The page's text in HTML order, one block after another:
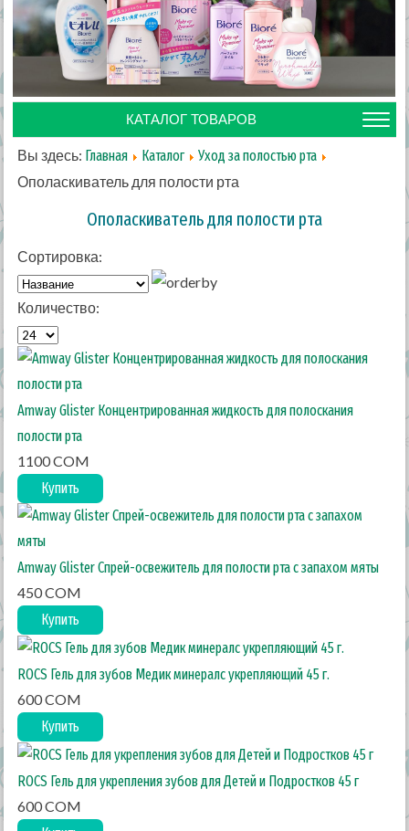
КАТАЛОГ ТОВАРОВ
Вы здесь: Главная Каталог
Уход за полостью рта
Ополаскиватель для полости рта
Ополаскиватель для полости рта
Сортировка:
Количество:
Amway Glister Концентрированная жидкость для полоскания
полости рта
1100 COM
Купить
Amway Glister Спрей-освежитель для полости рта с запахом мяты
450 COM
Купить
ROCS Гель для зубов Медик минералс укрепляющий 45 г.
600 COM
Купить
ROCS Гель для укрепления зубов для Детей и Подростков 45 г
600 COM